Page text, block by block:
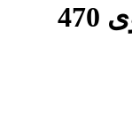
🎮 Gecko Out المستوى 470